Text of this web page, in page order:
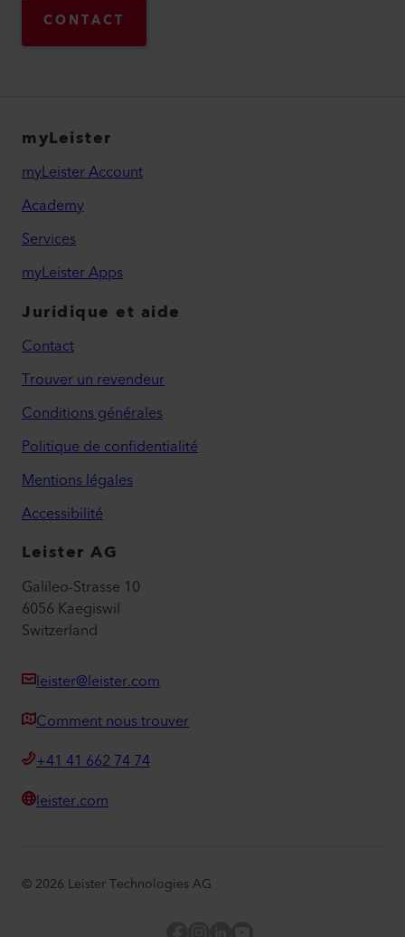
CONTACT
myLeister
myLeister Account
Academy
Services
myLeister Apps
Juridique et aide
Contact
Trouver un revendeur
Conditions générales
Politique de confidentialité
Mentions légales
Accessibilité
Leister AG
Galileo-Strasse 10
6056 Kaegiswil
Switzerland
leister@leister.com
Comment nous trouver
+41 41 662 74 74
leister.com
© 2026 Leister Technologies AG